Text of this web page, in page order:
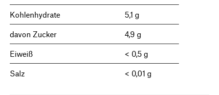
Kohlenhydrate 5,1 g
davon Zucker 4,9 g
Eiweiß < 0,5 g
Salz < 0,01 g